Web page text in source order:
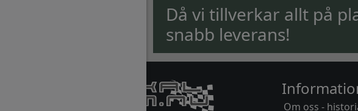
Då vi tillverkar allt på
snabb leverans!
Om oss -